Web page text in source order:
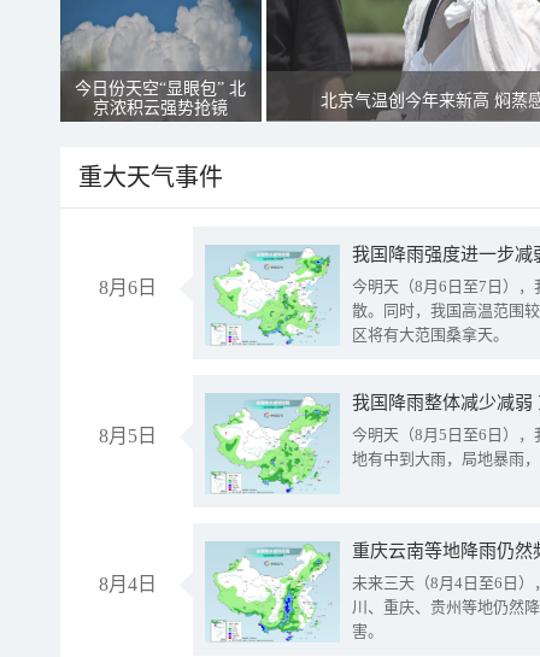
今日份天空“显眼包” 北
京浓积云强势抢镜
北京气温创今年来新高 焖蒸
重大天气事件
8月6日
今明天（8月6日至7日）
散。同时，我国高温范围
区将有大范围桑拿天。
8月5日
我国降雨整体减少减弱
今明天（8月5日至6日）
地有中到大雨，局地暴雨
8月4日
重庆云南等地降雨仍然
未来三天（8月4日至6日
川、重庆、贵州等地仍然
害。